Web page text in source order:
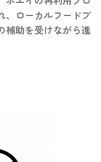
、ローカルフードプ
補助を受けながら進